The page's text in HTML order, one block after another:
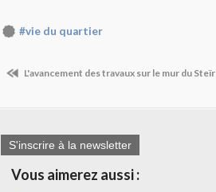
#vie du quartier
L'avancement des travaux sur le mur du Steïr
S'inscrire à la newsletter
Vous aimerez aussi :